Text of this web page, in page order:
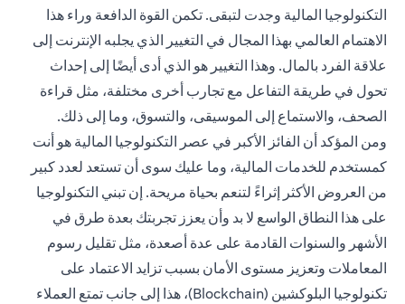
التكنولوجيا المالية وجدت لتبقى. تكمن القوة الدافعة وراء هذا
الاهتمام العالمي بهذا المجال في التغيير الذي يجلبه الإنترنت إلى
علاقة الفرد بالمال. وهذا التغيير هو الذي أدى أيضًا إلى إحداث
تحول في طريقة التفاعل مع تجارب أخرى مختلفة، مثل قراءة
الصحف، والاستماع إلى الموسيقى، والتسوق، وما إلى ذلك.
ومن المؤكد أن الفائز الأكبر في عصر التكنولوجيا المالية هو أنت
كمستخدم للخدمات المالية، وما عليك سوى أن تستعد لعدد كبير
من العروض الأكثر إثراءً لتنعم بحياة مريحة. إن تبني التكنولوجيا
على هذا النطاق الواسع لا بد وأن يعزز تجربتك بعدة طرق في
الأشهر والسنوات القادمة على عدة أصعدة، مثل تقليل رسوم
المعاملات وتعزيز مستوى الأمان بسبب تزايد الاعتماد على
تكنولوجيا البلوكشين (Blockchain)، هذا إلى جانب تمتع العملاء